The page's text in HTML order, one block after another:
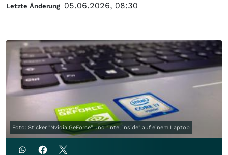
Foto: Sticker "Nvidia GeForce" und "intel inside" auf einem Laptop
Letzte Änderung 05.06.2026, 08:30